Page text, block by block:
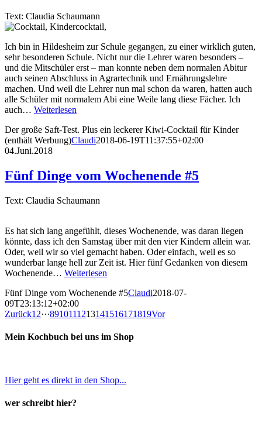
Text: Claudia Schaumann
Ich bin in Hildesheim zur Schule gegangen, zu einer wirklich guten,
sehr besonderen Schule. Nicht nur die Lehrer waren besonders –
und die Mitschüler erst – man konnte neben dem normalen Abitur
auch seinen Abschluss in Agrartechnik und Ernährungslehre
machen. Und weil die Lehrer nun mal schon da waren, hatten auch
alle Schüler mit normalem Abi eine Weile lang diese Fächer. Ich
auch… Weiterlesen
Der große Saft-Test. Plus ein leckerer Kiwi-Cocktail für Kinder
(enthält Werbung)Claudi2018-06-19T11:37:55+02:00
04.Juni.2018
Fünf Dinge vom Wochenende #5
Text: Claudia Schaumann
Es hat sich lang angefühlt, dieses Wochenende, was daran liegen
könnte, dass ich den Samstag über mit den vier Kindern allein war.
Oder, weil wir so viel gemacht haben. Oder einfach, weil es so
wunderbar lange hell zur Zeit ist. Hier fünf Gedanken von diesem
Wochenende… Weiterlesen
Fünf Dinge vom Wochenende #5Claudi2018-07-
09T23:13:12+02:00
Zurück1 2···8910111213141516171819Vor
Mein Kochbuch bei uns im Shop
Hier geht es direkt in den Shop...
wer schreibt hier?